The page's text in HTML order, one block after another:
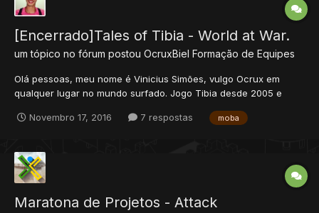
[Encerrado]Tales of Tibia - World at War.
um tópico no fórum postou OcruxBiel Formação de Equipes
Olá pessoas, meu nome é Vinicius Simões, vulgo Ocrux em
qualquer lugar no mundo surfado. Jogo Tibia desde 2005 e
não é lá oque foi, na época de ouro quando comecei, por
Vamos de...
Novembro 17, 2016 7 respostas moba
Maratona de Projetos - Attack